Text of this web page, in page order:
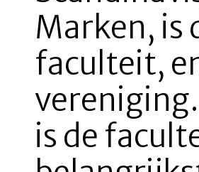
Marken, is
faculteit,
is de